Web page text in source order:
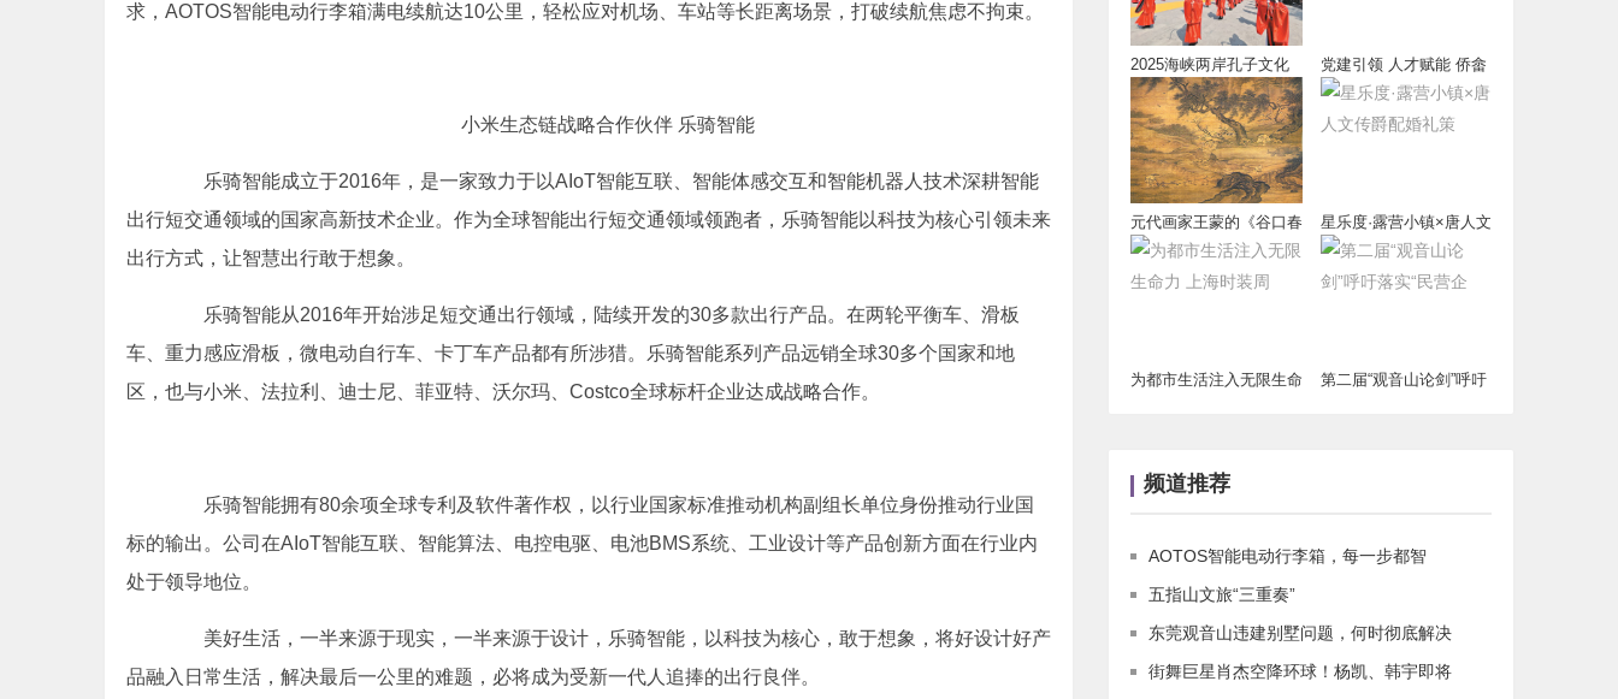
求，AOTOS智能电动行李箱满电续航达10公里，轻松应对机场、车站等长距离场景，打破续航焦虑不拘束。
小米生态链战略合作伙伴 乐骑智能
乐骑智能成立于2016年，是一家致力于以AIoT智能互联、智能体感交互和智能机器人技术深耕智能
出行短交通领域的国家高新技术企业。作为全球智能出行短交通领域领跑者，乐骑智能以科技为核心引领未来
出行方式，让智慧出行敢于想象。
乐骑智能从2016年开始涉足短交通出行领域，陆续开发的30多款出行产品。在两轮平衡车、滑板
车、重力感应滑板，微电动自行车、卡丁车产品都有所涉猎。乐骑智能系列产品远销全球30多个国家和地
区，也与小米、法拉利、迪士尼、菲亚特、沃尔玛、Costco全球标杆企业达成战略合作。
乐骑智能拥有80余项全球专利及软件著作权，以行业国家标准推动机构副组长单位身份推动行业国
标的输出。公司在AIoT智能互联、智能算法、电控电驱、电池BMS系统、工业设计等产品创新方面在行业内
处于领导地位。
美好生活，一半来源于现实，一半来源于设计，乐骑智能，以科技为核心，敢于想象，将好设计好产
品融入日常生活，解决最后一公里的难题，必将成为受新一代人追捧的出行良伴。
2025海峡两岸孔子文化
春会近日在孔
党建引领 人才赋能 侨畲
齐绘共富同心
元代画家王蒙的《谷口春
耕图》代表
星乐度·露营小镇×唐人文
传爵配婚礼策
为都市生活注入无限生命
第二届“观音山论剑”呼吁
频道推荐
AOTOS智能电动行李箱，每一步都智
五指山文旅“三重奏”
东莞观音山违建别墅问题，何时彻底解决
街舞巨星肖杰空降环球！杨凯、韩宇即将